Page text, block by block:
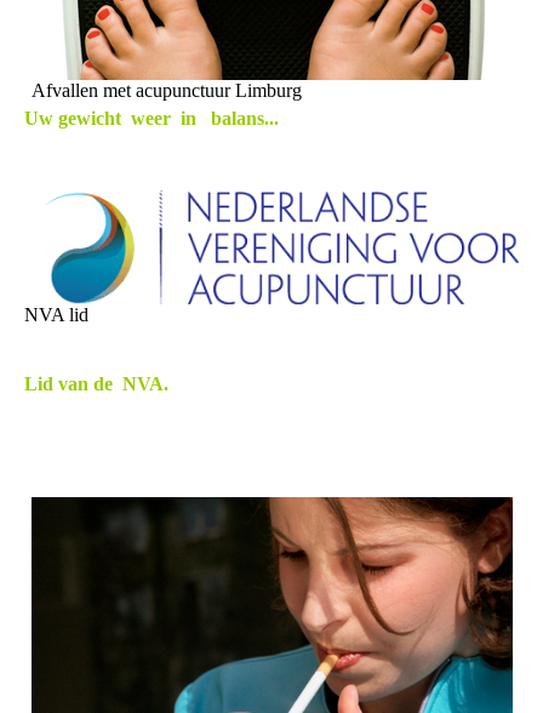
Afvallen met acupunctuur Limburg
Uw gewicht weer in balans...
NVA lid
Lid van de NVA.